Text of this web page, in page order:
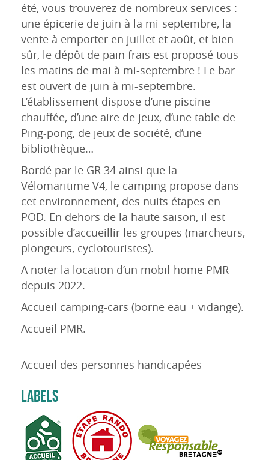
été, vous trouverez de nombreux services :
une épicerie de juin à la mi-septembre, la
vente à emporter en juillet et août, et bien
sûr, le dépôt de pain frais est proposé tous
les matins de mai à mi-septembre ! Le bar
est ouvert de juin à mi-septembre.
L’établissement dispose d’une piscine
chauffée, d’une aire de jeux, d’une table de
Ping-pong, de jeux de société, d’une
bibliothèque…
Bordé par le GR 34 ainsi que la
Vélomaritime V4, le camping propose dans
cet environnement, des nuits étapes en
POD. En dehors de la haute saison, il est
possible d’accueillir les groupes (marcheurs,
plongeurs, cyclotouristes).
A noter la location d’un mobil-home PMR
depuis 2022.
Accueil camping-cars (borne eau + vidange).
Accueil PMR.
Accueil des personnes handicapées
LABELS